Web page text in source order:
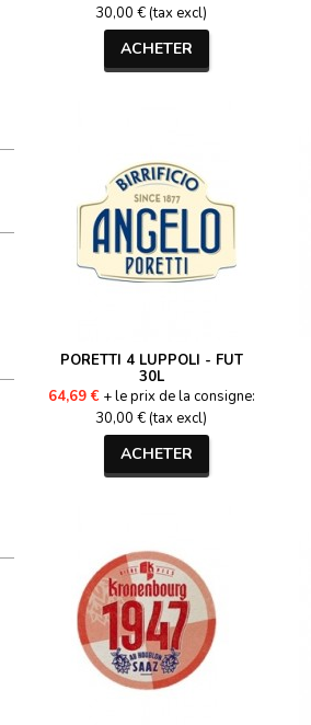
30,00 € (tax excl)
ACHETER
PORETTI 4 LUPPOLI - FUT
30L
64,69 € + le prix de la consigne:
30,00 € (tax excl)
ACHETER